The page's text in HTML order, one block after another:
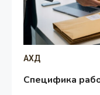
АХД
Специфика